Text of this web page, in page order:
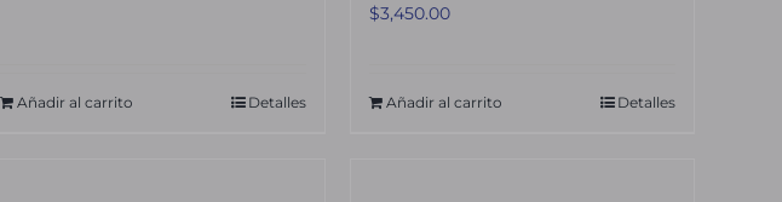
Añadir al carrito Detalles
$3,450.00
Añadir al carrito Detalles